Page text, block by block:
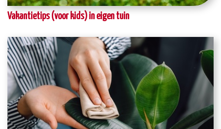
Vakantietips (voor kids) in eigen tuin